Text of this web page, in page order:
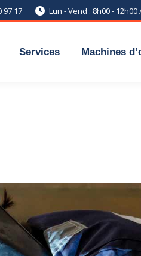
97 17 Lun - Vend : 8h00 - 12h00
Services Machines